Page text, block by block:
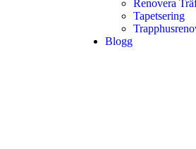
Renovera
Tapetsering
Blogg